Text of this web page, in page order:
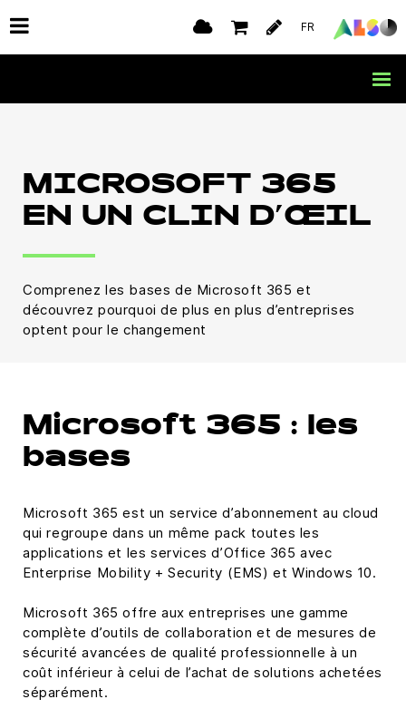
FR
MICROSOFT 365
EN UN CLIN D’ŒIL
Comprenez les bases de Microsoft 365 et
découvrez pourquoi de plus en plus d’entreprises
optent pour le changement
Microsoft 365 : les
bases
Microsoft 365 est un service d’abonnement au cloud
qui regroupe dans un même pack toutes les
applications et les services d’Office 365 avec
Enterprise Mobility + Security (EMS) et Windows 10.
Microsoft 365 offre aux entreprises une gamme
complète d’outils de collaboration et de mesures de
sécurité avancées de qualité professionnelle à un
coût inférieur à celui de l’achat de solutions achetées
séparément.